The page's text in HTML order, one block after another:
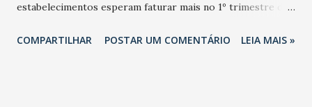
estabelecimentos esperam faturar mais no 1º trimestre de
relação ao último trimestre deste ano, 56% também
COMPARTILHAR POSTAR UM COMENTÁRIO LEIA MAIS »